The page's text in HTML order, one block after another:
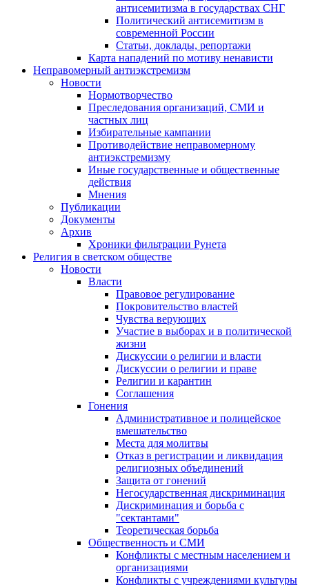
антисемитизма в государствах СНГ
Политический антисемитизм в
современной России
Статьи, доклады, репортажи
Карта нападений по мотиву ненависти
Неправомерный антиэкстремизм
Новости
Нормотворчество
Преследования организаций, СМИ и
частных лиц
Избирательные кампании
Противодействие неправомерному
антиэкстремизму
Иные государственные и общественные
действия
Мнения
Публикации
Документы
Архив
Хроники фильтрации Рунета
Религия в светском обществе
Новости
Власти
Правовое регулирование
Покровительство властей
Чувства верующих
Участие в выборах и в политической
жизни
Дискуссии о религии и власти
Дискуссии о религии и праве
Религии и карантин
Соглашения
Гонения
Административное и полицейское
вмешательство
Места для молитвы
Отказ в регистрации и ликвидация
религиозных объединений
Защита от гонений
Негосударственная дискриминация
Дискриминация и борьба с
"сектантами"
Теоретическая борьба
Общественность и СМИ
Конфликты с местным населением и
организациями
Конфликты с учреждениями культуры